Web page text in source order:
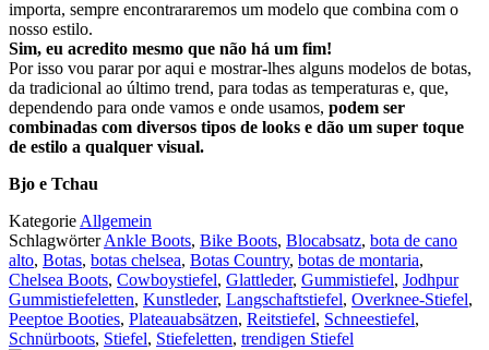
importa, sempre encontrararemos um modelo que combina com o
nosso estilo.
Sim, eu acredito mesmo que não há um fim!
Por isso vou parar por aqui e mostrar-lhes alguns modelos de botas,
da tradicional ao último trend, para todas as temperaturas e, que,
dependendo para onde vamos e onde usamos, podem ser
combinadas com diversos tipos de looks e dão um super toque
de estilo a qualquer visual.
Bjo e Tchau
KategorieAllgemein
SchlagwörterAnkle Boots, Bike Boots, Blocabsatz, bota de cano
alto, Botas, botas chelsea, Botas Country, botas de montaria,
Chelsea Boots, Cowboystiefel, Glattleder, Gummistiefel, Jodhpur
Gummistiefeletten, Kunstleder, Langschaftstiefel, Overknee-Stiefel,
Peeptoe Booties, Plateauabsätzen, Reitstiefel, Schneestiefel,
Schnürboots, Stiefel, Stiefeletten, trendigen Stiefel